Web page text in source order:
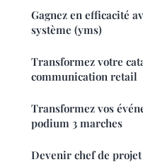
Gagnez en efficacité
système (yms)
Transformez votre
communication retail
Transformez vos
podium 3 marches
Devenir chef de